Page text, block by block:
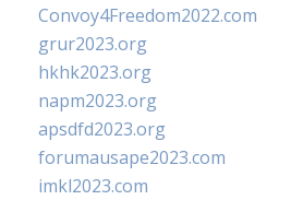
Convoy4Freedom2022.com
grur2023.org
hkhk2023.org
napm2023.org
apsdfd2023.org
forumausape2023.com
imkl2023.com